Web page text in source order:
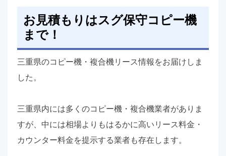
お見積もりはスグ保守コピー機
まで！
三重県のコピー機・複合機リース情報をお届けしま
した。
三重県内には多くのコピー機・複合機業者がありま
すが、中には相場よりもはるかに高いリース料金・
カウンター料金を提示する業者も存在します。